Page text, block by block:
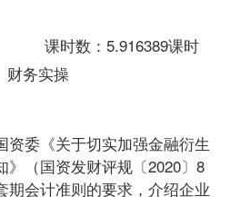
时数：5.916389课时
财务实操
资委《关于切实加强金融衍生
》（国资发财评规〔2020〕8
期会计准则的要求，介绍企业